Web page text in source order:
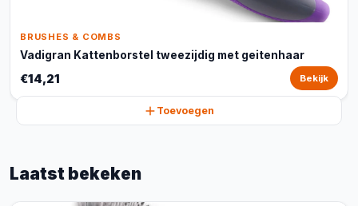
BRUSHES & COMBS
Vadigran Kattenborstel tweezijdig met geitenhaar
€14,21 Bekijk
Toevoegen
Laatst bekeken